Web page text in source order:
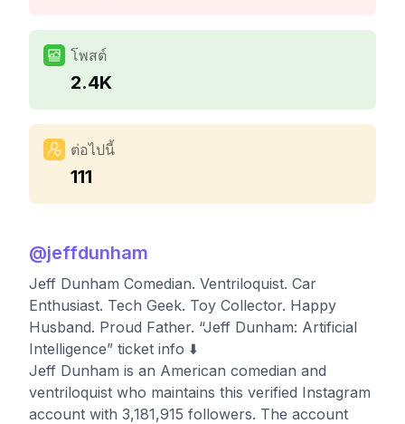
โพสต์
2.4K
ต่อไปนี้
111
@jeffdunham
Jeff Dunham Comedian. Ventriloquist. Car
Enthusiast. Tech Geek. Toy Collector. Happy
Husband. Proud Father. “Jeff Dunham: Artificial
Intelligence” ticket info ⬇️
Jeff Dunham is an American comedian and
ventriloquist who maintains this verified Instagram
account with 3,181,915 followers. The account